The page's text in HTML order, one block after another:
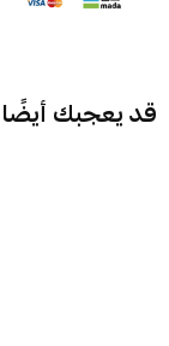
قد يعجبك أيضًا